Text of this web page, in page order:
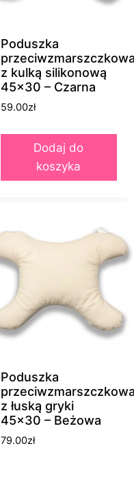
Poduszka
z kulką silikonową
45×30 – Czarna
59.00zł
Dodaj do
koszyka
Poduszka
z łuską gryki
45×30 – Beżowa
79.00zł